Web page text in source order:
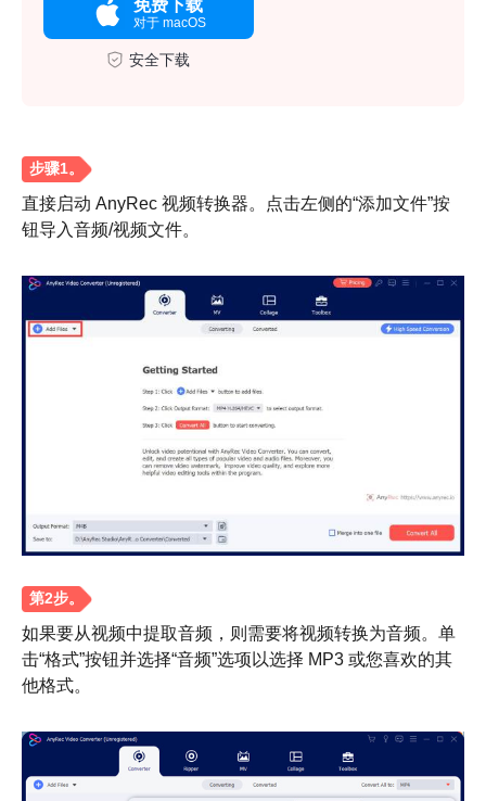
免费下载
对于 macOS
安全下载
直接启动 AnyRec 视频转换器。点击左侧的“添加文件”按
钮导入音频/视频文件。
如果要从视频中提取音频，则需要将视频转换为音频。单
击“格式”按钮并选择“音频”选项以选择 MP3 或您喜欢的其
他格式。